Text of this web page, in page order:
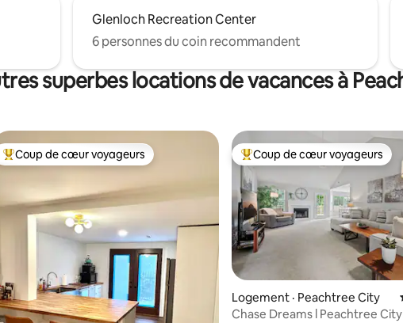
Glenloch Recreation Center
6 personnes du coin recommandent
superbes locations de vacances à
de 4,98 sur 5, 52 commentaires
Coup de cœur voyageurs parmi les plus aimés
Coup de cœur voyageurs Coup de cœur voyageurs
Coup de cœur voyageurs
Logement · Peachtree City
Chase Dreams l Peachtree City